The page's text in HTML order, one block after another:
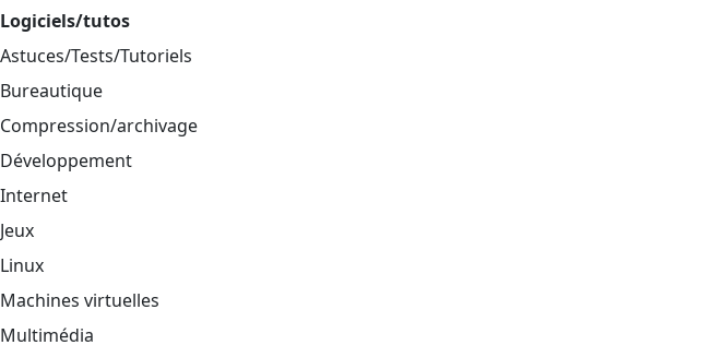
Logiciels/tutos
Astuces/Tests/Tutoriels
Bureautique
Compression/archivage
Développement
Internet
Jeux
Linux
Machines virtuelles
Multimédia